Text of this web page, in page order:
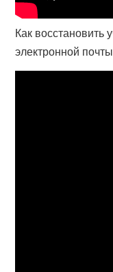
Как восстановить
электронной